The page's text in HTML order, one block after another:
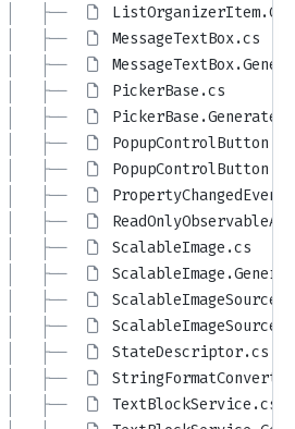
├──
├──
MessageTextBox.cs
├──
├──
PickerBase.cs
├──
├──
PopupControlButton.cs
├──
├──
├──
├──
ScalableImage.cs
├──
├──
├──
├──
StateDescriptor.cs
├──
├──
TextBlockService.cs